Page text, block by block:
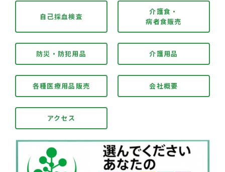
自己採血検査
介護食・
病者食販売
防災・防犯用品 介護用品
各種医療用品販売 会社概要
アクセス